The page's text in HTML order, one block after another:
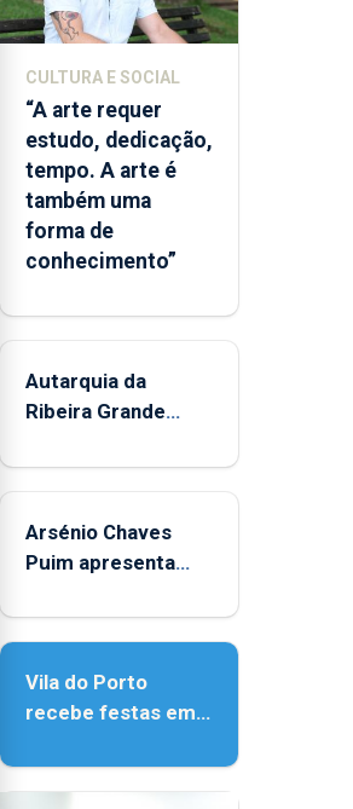
com
responsabilidades
partilhadas
entre
o
Governo
Regional
e
municípios.
CULTURA E SOCIAL
“A arte requer
estudo, dedicação,
tempo. A arte é
também uma
forma de
conhecimento”
Autarquia da
Ribeira Grande
"Museus no Verão"
Arsénio Chaves
Puim apresenta
de Vila do Porto
Vila do Porto
recebe festas em
Senhora da